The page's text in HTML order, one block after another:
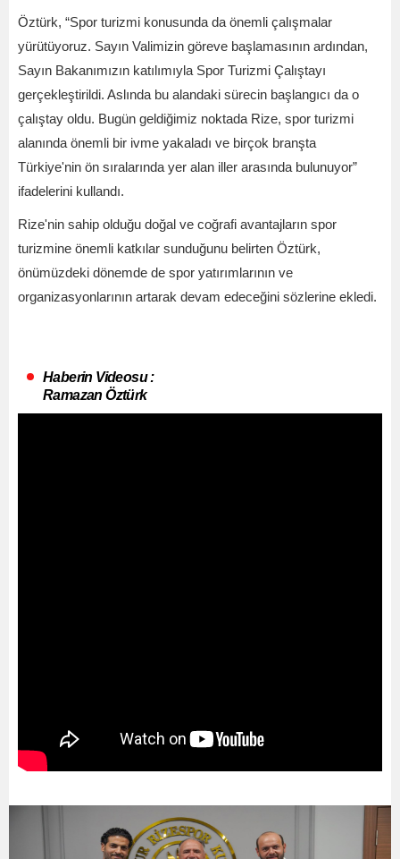
Öztürk, “Spor turizmi konusunda da önemli çalışmalar
yürütüyoruz. Sayın Valimizin göreve başlamasının ardından,
Sayın Bakanımızın katılımıyla Spor Turizmi Çalıştayı
gerçekleştirildi. Aslında bu alandaki sürecin başlangıcı da o
çalıştay oldu. Bugün geldiğimiz noktada Rize, spor turizmi
alanında önemli bir ivme yakaladı ve birçok branşta
Türkiye'nin ön sıralarında yer alan iller arasında bulunuyor”
ifadelerini kullandı.
Rize'nin sahip olduğu doğal ve coğrafi avantajların spor
turizmine önemli katkılar sunduğunu belirten Öztürk,
önümüzdeki dönemde de spor yatırımlarının ve
organizasyonlarının artarak devam edeceğini sözlerine ekledi.
Haberin Videosu :
Ramazan Öztürk